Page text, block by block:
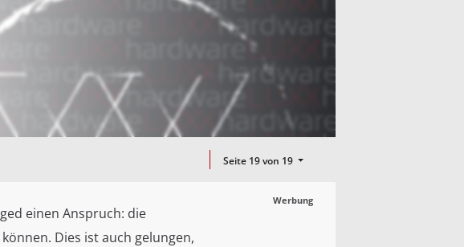
Seite 19 von 19
Werbung
einen Anspruch: die
Dies ist auch gelungen,